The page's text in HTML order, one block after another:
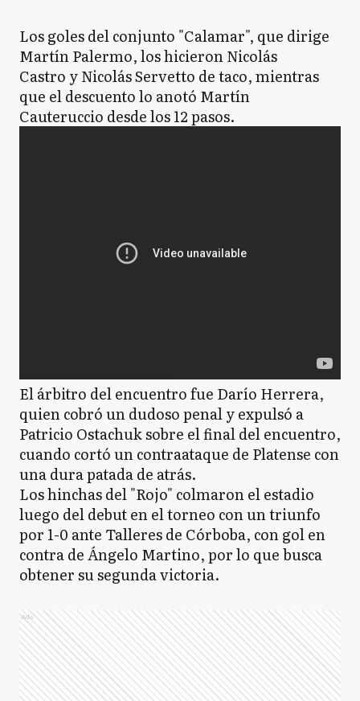
Los goles del conjunto "Calamar", que dirige
Martín Palermo, los hicieron Nicolás
Castro y Nicolás Servetto de taco, mientras
que el descuento lo anotó Martín
Cauteruccio desde los 12 pasos.
El árbitro del encuentro fue Darío Herrera,
quien cobró un dudoso penal y expulsó a
Patricio Ostachuk sobre el final del encuentro,
cuando cortó un contraataque de Platense con
una dura patada de atrás.
Los hinchas del "Rojo" colmaron el estadio
luego del debut en el torneo con un triunfo
por 1-0 ante Talleres de Córboba, con gol en
contra de Ángelo Martino, por lo que busca
obtener su segunda victoria.
Ads